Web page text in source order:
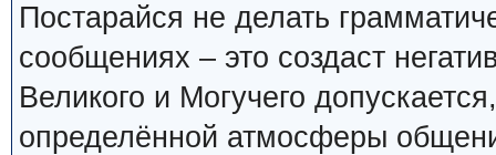
Постарайся не делать
сообщениях – это создаст
Великого и Могучего
определённой атмосферы